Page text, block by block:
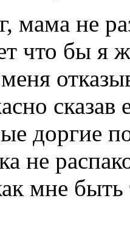
мама не
что бы я
сказав
доргие
не
мне быть